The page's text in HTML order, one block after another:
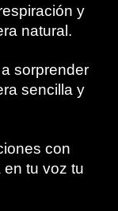
y
natural.
sorprender
sencilla y
con
tu voz tu